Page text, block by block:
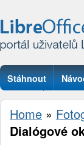
Stáhnout
Otázky
Home »
Dialógové